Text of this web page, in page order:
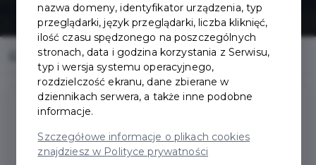
Home Inwestycje Park Trampolin
Park Trampolin
nazwa domeny, identyfikator urządzenia, typ
przeglądarki, język przeglądarki, liczba kliknięć,
ilość czasu spędzonego na poszczególnych
stronach, data i godzina korzystania z Serwisu,
typ i wersja systemu operacyjnego,
rozdzielczość ekranu, dane zbierane w
dziennikach serwera, a także inne podobne
informacje.
Szczegółowe informacje o plikach cookies
znajdziesz w Polityce prywatności